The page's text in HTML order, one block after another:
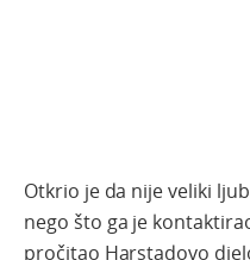
Otkrio je da nije veliki
nego što ga je
pročitao Harstadovo